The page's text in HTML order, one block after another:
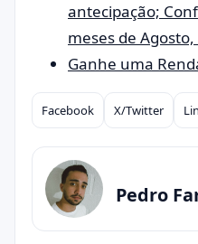
antecipação;
meses de
Ganhe uma
Compartilhar
Facebook X/Twitter
Pedro